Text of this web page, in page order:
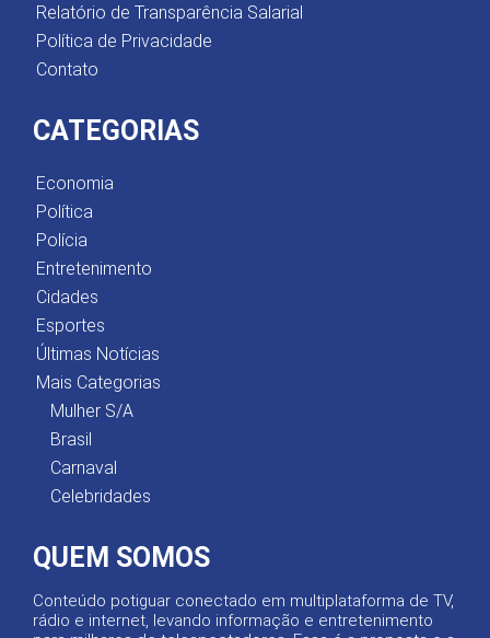
Relatório de Transparência Salarial
Política de Privacidade
Contato
CATEGORIAS
Economia
Política
Polícia
Entretenimento
Cidades
Esportes
Últimas Notícias
Mais Categorias
Mulher S/A
Brasil
Carnaval
Celebridades
QUEM SOMOS
Conteúdo potiguar conectado em multiplataforma de TV,
rádio e internet, levando informação e entretenimento